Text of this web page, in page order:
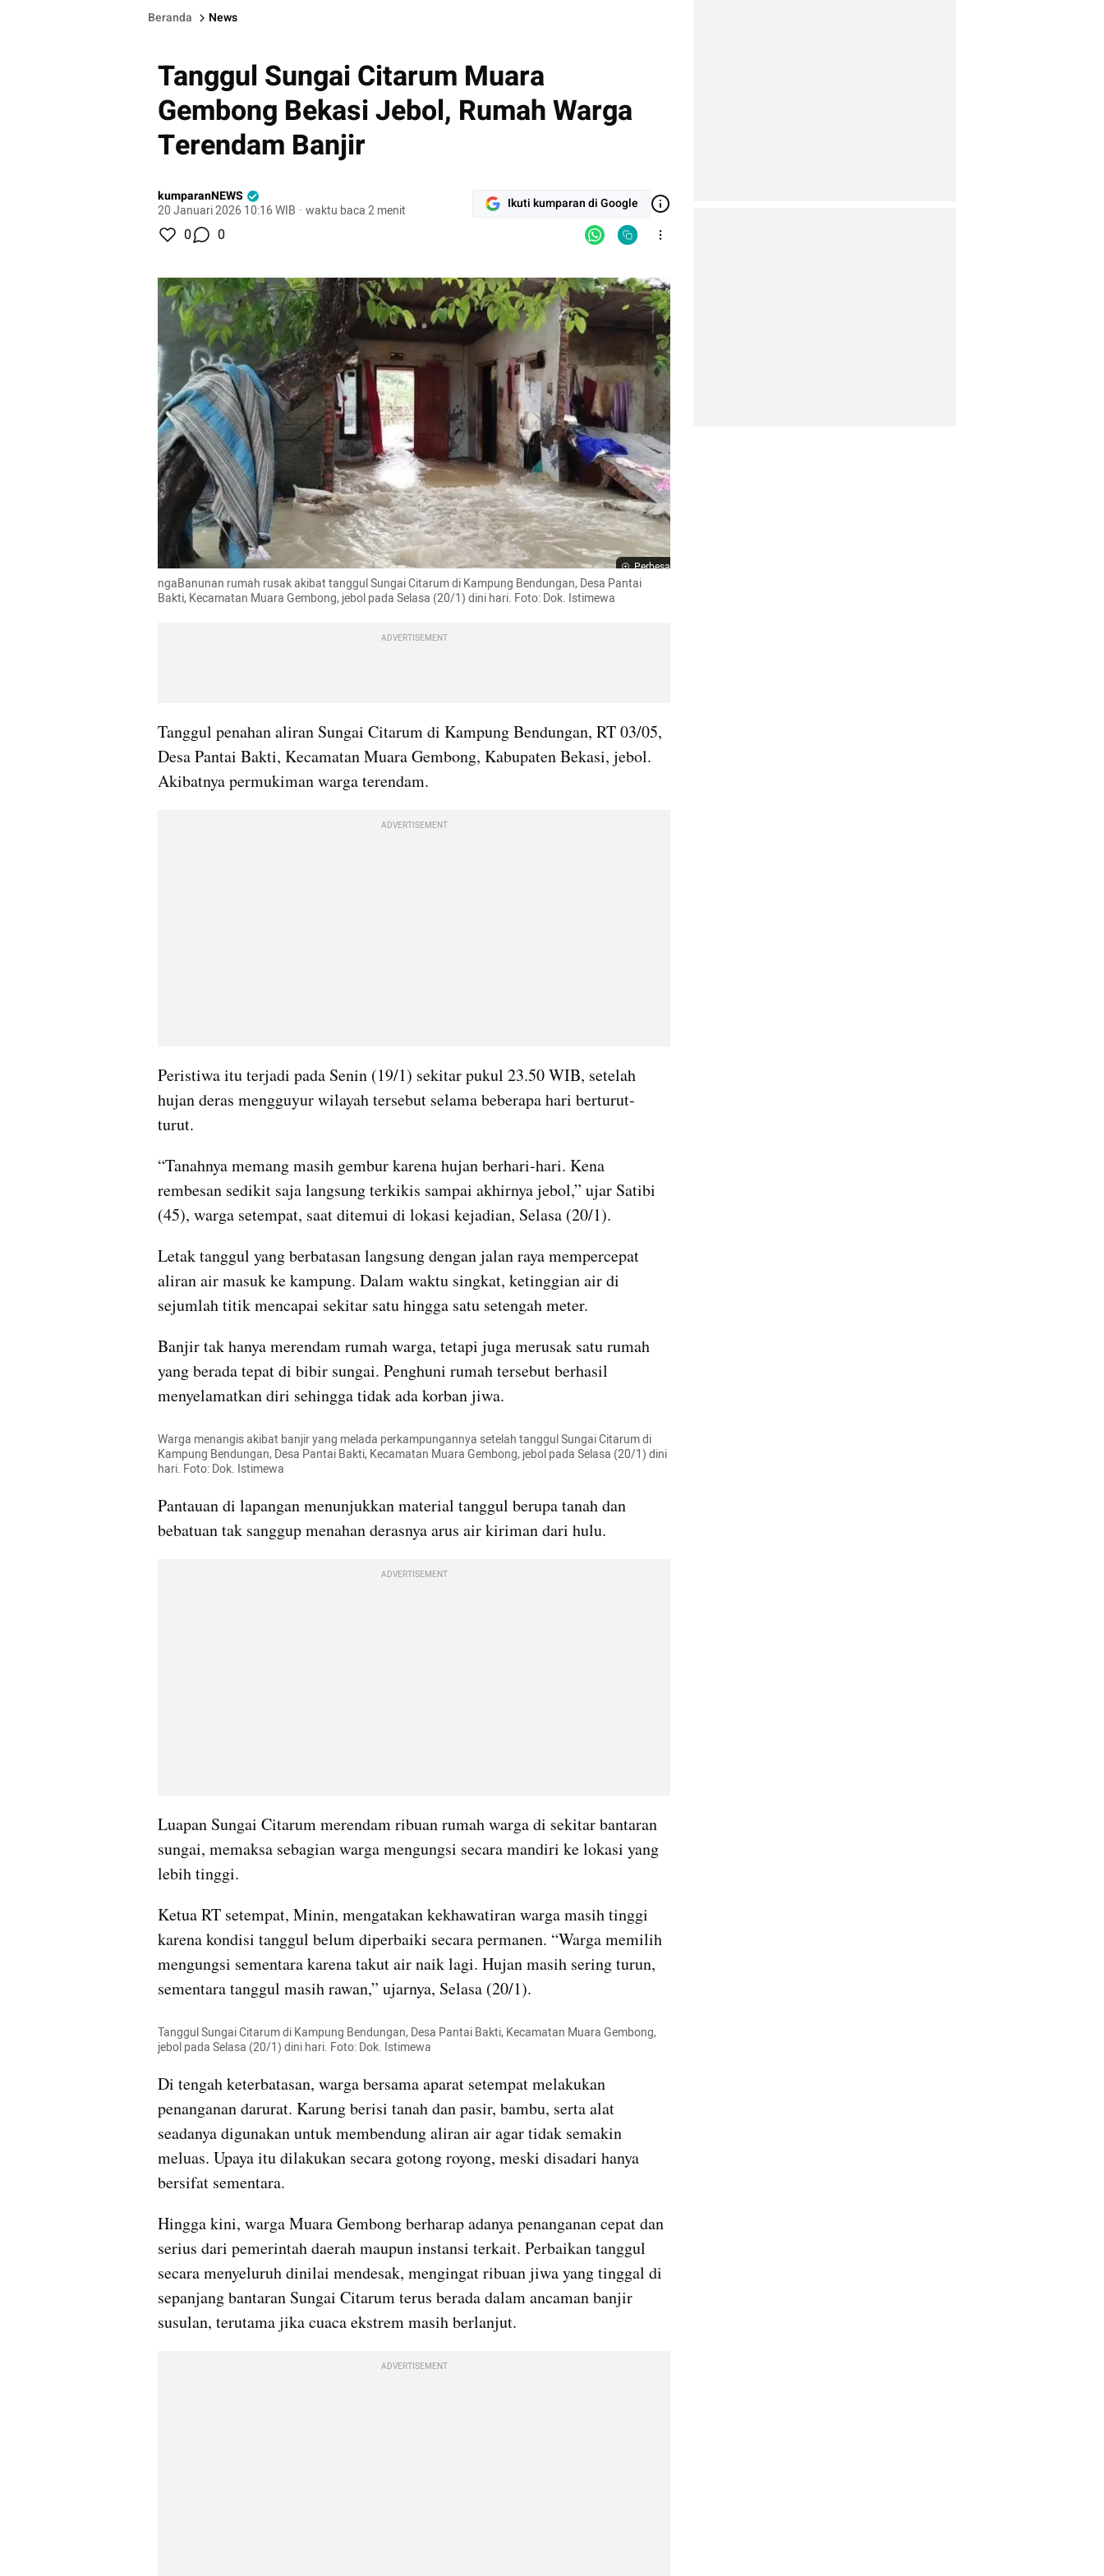
Beranda News
Tanggul Sungai Citarum Muara
Gembong Bekasi Jebol, Rumah Warga
Terendam Banjir
kumparanNEWS
20 Januari 2026 10:16 WIB · waktu baca 2 menit Ikuti kumparan di Google
0 0
Perbesar
ngaBanunan rumah rusak akibat tanggul Sungai Citarum di Kampung Bendungan, Desa Pantai
Bakti, Kecamatan Muara Gembong, jebol pada Selasa (20/1) dini hari. Foto: Dok. Istimewa
ADVERTISEMENT
Tanggul penahan aliran Sungai Citarum di Kampung Bendungan, RT 03/05,
Desa Pantai Bakti, Kecamatan Muara Gembong, Kabupaten Bekasi, jebol.
Akibatnya permukiman warga terendam.
ADVERTISEMENT
Peristiwa itu terjadi pada Senin (19/1) sekitar pukul 23.50 WIB, setelah
hujan deras mengguyur wilayah tersebut selama beberapa hari berturut-
turut.
“Tanahnya memang masih gembur karena hujan berhari-hari. Kena
rembesan sedikit saja langsung terkikis sampai akhirnya jebol,” ujar Satibi
(45), warga setempat, saat ditemui di lokasi kejadian, Selasa (20/1).
Letak tanggul yang berbatasan langsung dengan jalan raya mempercepat
aliran air masuk ke kampung. Dalam waktu singkat, ketinggian air di
sejumlah titik mencapai sekitar satu hingga satu setengah meter.
Banjir tak hanya merendam rumah warga, tetapi juga merusak satu rumah
yang berada tepat di bibir sungai. Penghuni rumah tersebut berhasil
menyelamatkan diri sehingga tidak ada korban jiwa.
Warga menangis akibat banjir yang melada perkampungannya setelah tanggul Sungai Citarum di
Kampung Bendungan, Desa Pantai Bakti, Kecamatan Muara Gembong, jebol pada Selasa (20/1) dini
hari. Foto: Dok. Istimewa
Pantauan di lapangan menunjukkan material tanggul berupa tanah dan
bebatuan tak sanggup menahan derasnya arus air kiriman dari hulu.
ADVERTISEMENT
Luapan Sungai Citarum merendam ribuan rumah warga di sekitar bantaran
sungai, memaksa sebagian warga mengungsi secara mandiri ke lokasi yang
lebih tinggi.
Ketua RT setempat, Minin, mengatakan kekhawatiran warga masih tinggi
karena kondisi tanggul belum diperbaiki secara permanen. “Warga memilih
mengungsi sementara karena takut air naik lagi. Hujan masih sering turun,
sementara tanggul masih rawan,” ujarnya, Selasa (20/1).
Tanggul Sungai Citarum di Kampung Bendungan, Desa Pantai Bakti, Kecamatan Muara Gembong,
jebol pada Selasa (20/1) dini hari. Foto: Dok. Istimewa
Di tengah keterbatasan, warga bersama aparat setempat melakukan
penanganan darurat. Karung berisi tanah dan pasir, bambu, serta alat
seadanya digunakan untuk membendung aliran air agar tidak semakin
meluas. Upaya itu dilakukan secara gotong royong, meski disadari hanya
bersifat sementara.
Hingga kini, warga Muara Gembong berharap adanya penanganan cepat dan
serius dari pemerintah daerah maupun instansi terkait. Perbaikan tanggul
secara menyeluruh dinilai mendesak, mengingat ribuan jiwa yang tinggal di
sepanjang bantaran Sungai Citarum terus berada dalam ancaman banjir
susulan, terutama jika cuaca ekstrem masih berlanjut.
ADVERTISEMENT